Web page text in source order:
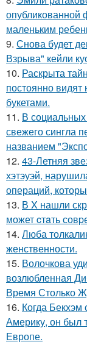
опубликованной
маленьким
9. Снова будет
Взрыва" кейли
10. Раскрыта
постоянно
букетами.
11. В социальных
свежего сингла
названием
12. 43-Летняя
хэтэуэй,
операций,
13. В X нашли
может cтaть
14. Люба
женственности.
15. Волочкова
возлюбленная
Время Столько
16. Когда Бекхэм
Америку, он был
Европе.